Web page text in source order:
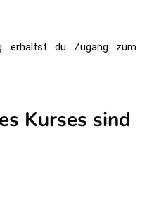
erhältst du Zugang zum
Kurses sind